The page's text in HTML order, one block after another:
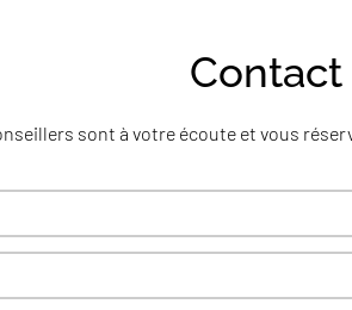
Contact
sont à votre écoute et vous